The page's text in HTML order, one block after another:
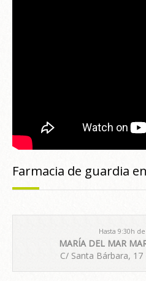
Farmacia de guardia
Hasta 9:30h
MARÍA DEL MAR
C/ Santa Bárbara,